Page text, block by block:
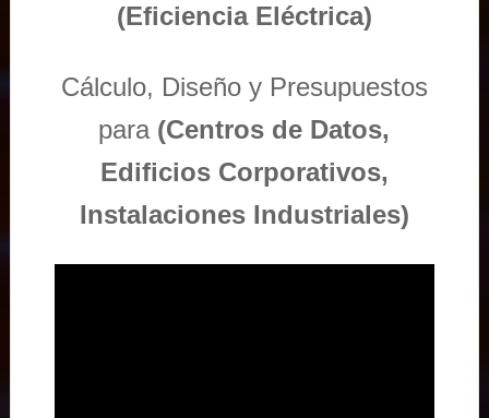
(Eficiencia Eléctrica)
Cálculo, Diseño y Presupuestos
para (Centros de Datos,
Edificios Corporativos,
Instalaciones Industriales)